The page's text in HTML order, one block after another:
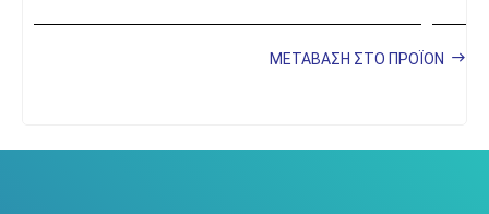
ΜΕΤΑΒΑΣΗ ΣΤΟ ΠΡΟΪΟΝ